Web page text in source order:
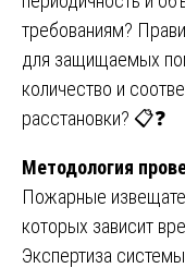
требованиям?
для защищаемых
количество и
расстановки? 📋❓
Методология
Пожарные
которых зависит
Экспертиза